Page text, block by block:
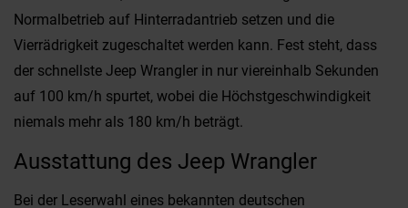
Normalbetrieb auf Hinterradantrieb setzen und die
Vierrädrigkeit zugeschaltet werden kann. Fest steht, dass
der schnellste Jeep Wrangler in nur viereinhalb Sekunden
auf 100 km/h spurtet, wobei die Höchstgeschwindigkeit
niemals mehr als 180 km/h beträgt.
Ausstattung des Jeep Wrangler
Bei der Leserwahl eines bekannten deutschen